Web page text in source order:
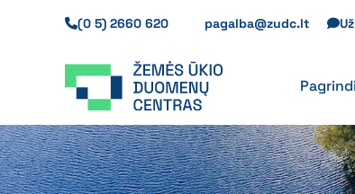
(0 5) 2660 620 pagalba@zudc.lt